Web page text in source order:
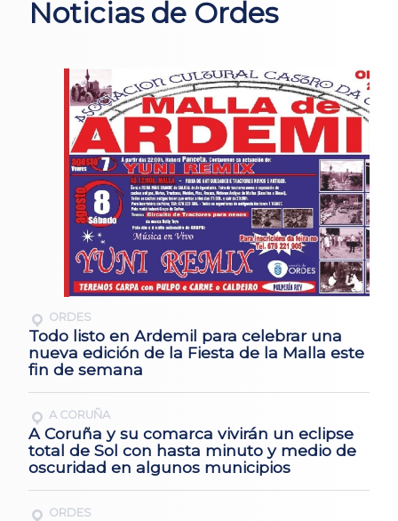
Noticias de Ordes
ORDES
Todo listo en Ardemil para celebrar una
nueva edición de la Fiesta de la Malla este
fin de semana
A CORUÑA
A Coruña y su comarca vivirán un eclipse
total de Sol con hasta minuto y medio de
oscuridad en algunos municipios
ORDES